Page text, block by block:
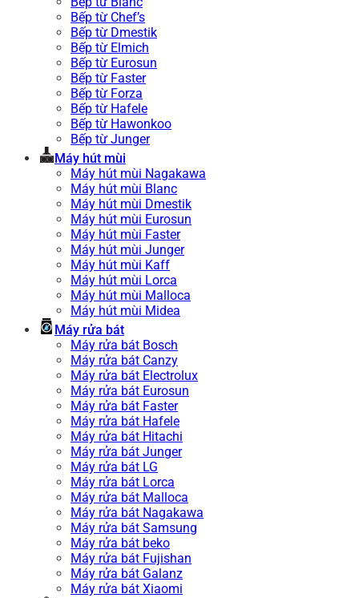
Bếp từ Chef’s
Bếp từ Dmestik
Bếp từ Elmich
Bếp từ Eurosun
Bếp từ Faster
Bếp từ Forza
Bếp từ Hafele
Bếp từ Hawonkoo
Bếp từ Junger
Máy hút mùi
Máy hút mùi Nagakawa
Máy hút mùi Blanc
Máy hút mùi Dmestik
Máy hút mùi Eurosun
Máy hút mùi Faster
Máy hút mùi Junger
Máy hút mùi Kaff
Máy hút mùi Lorca
Máy hút mùi Malloca
Máy hút mùi Midea
Máy rửa bát
Máy rửa bát Bosch
Máy rửa bát Canzy
Máy rửa bát Electrolux
Máy rửa bát Eurosun
Máy rửa bát Faster
Máy rửa bát Hafele
Máy rửa bát Hitachi
Máy rửa bát Junger
Máy rửa bát LG
Máy rửa bát Lorca
Máy rửa bát Malloca
Máy rửa bát Nagakawa
Máy rửa bát Samsung
Máy rửa bát beko
Máy rửa bát Fujishan
Máy rửa bát Galanz
Máy rửa bát Xiaomi